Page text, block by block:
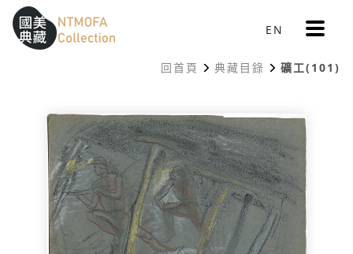
跳到中間主要內容區
網站導覽
::: EN 更
多
單
回首頁 典藏目錄 礦工(101)